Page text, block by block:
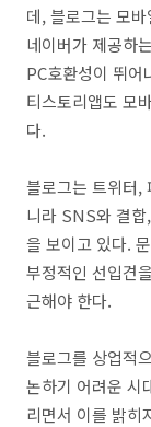
데, 블로그는 모
네이버가 제공하
PC호환성이 뛰어
티스토리앱도 모
다.
블로그는 트위터,
니라 SNS와 결합
을 보이고 있다.
부정적인 선입견
근해야 한다.
블로그를 상업적
논하기 어려운 시
리면서 이를 밝히